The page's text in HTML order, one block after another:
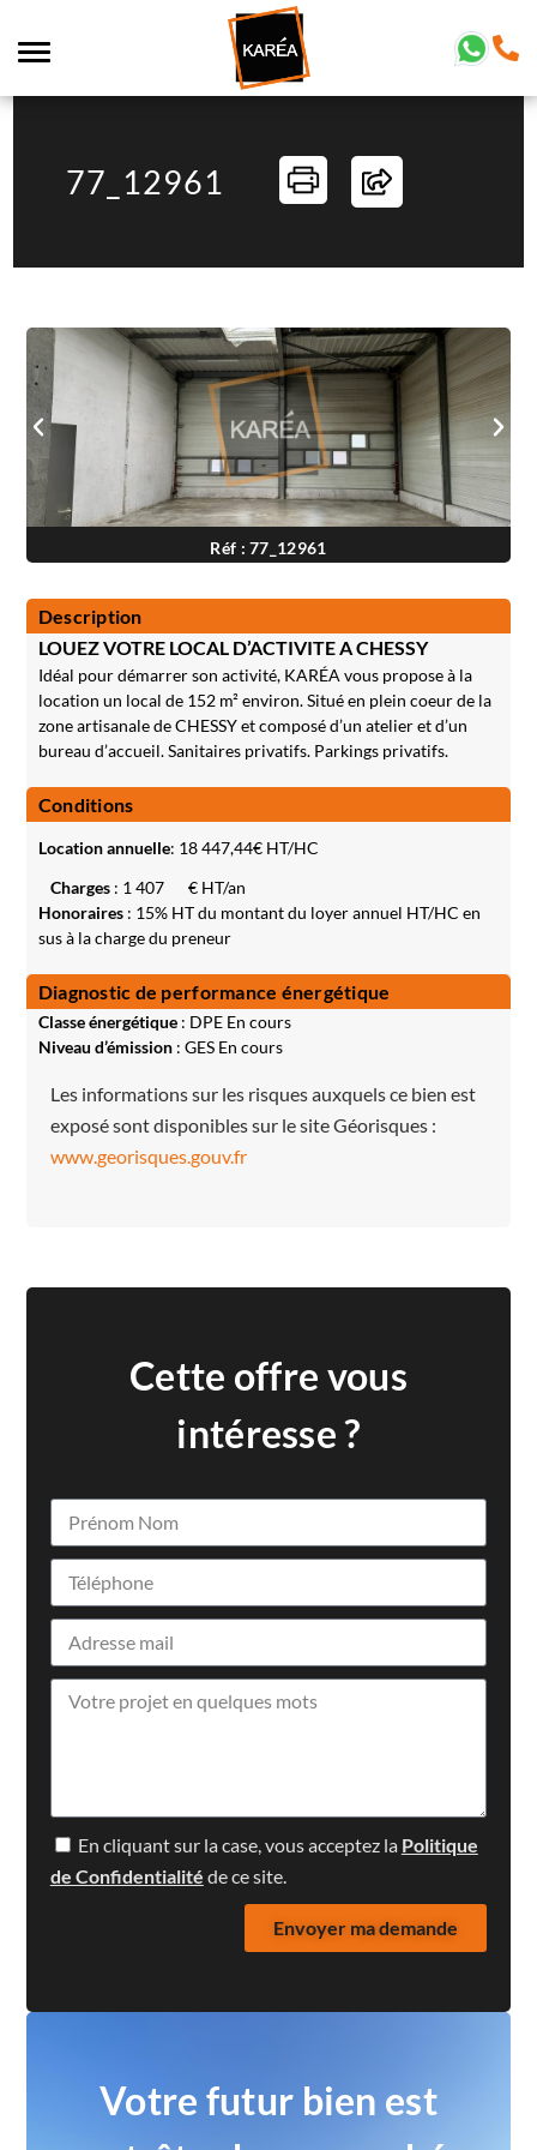
77_12961
Réf : 77_12961
Description
LOUEZ VOTRE LOCAL D’ACTIVITE A CHESSY
Idéal pour démarrer son activité, KARÉA vous propose à la
location un local de 152 m² environ. Situé en plein coeur de la
zone artisanale de CHESSY et composé d’un atelier et d’un
bureau d’accueil. Sanitaires privatifs. Parkings privatifs.
Conditions
Location annuelle: 18 447,44€ HT/HC
Charges: 1 407
€ HT/an
Honoraires: 15% HT du montant du loyer annuel HT/HC en
sus à la charge du preneur
Diagnostic de performance énergétique
Classe énergétique: DPE En cours
Niveau d’émission: GES En cours
Les informations sur les risques auxquels ce bien est
exposé sont disponibles sur le site Géorisques :
www.georisques.gouv.fr
Cette offre vous
intéresse ?
En cliquant sur la case, vous acceptez la Politique
de Confidentialité de ce site.
Envoyer ma demande
Votre futur bien est